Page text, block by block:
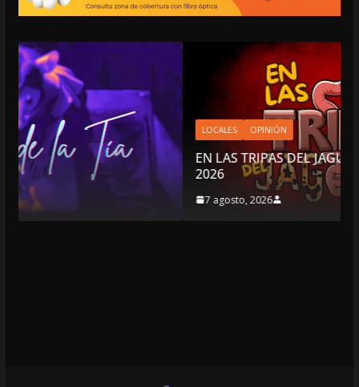
LOCALES OPINIÓN
EN LAS TRIPAS DEL JAGUAR: 07 DE AGOSTO DE
2026
7 agosto, 2026